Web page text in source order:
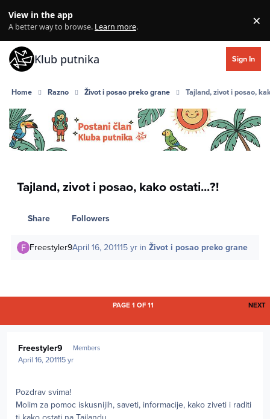
View in the app
A better way to browse. Learn more. ×
Klub putnika Sign In
Home Razno Život i posao preko grane Tajland, zivot i posao,
Tajland, zivot i posao, kako ostati...?!
Share Followers
Freestyler9April 16, 201115 yr inŽivot i posao preko grane
NEXT
PAGE 1 OF 11
Freestyler9 Members
April 16, 201115 yr
Pozdrav svima!
Molim za pomoc iskusnijih, saveti, informacije, kako ziveti i raditi